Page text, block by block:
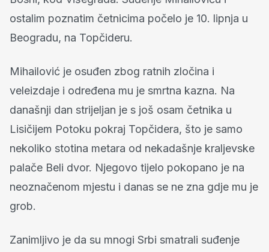
ostalim poznatim četnicima počelo je 10. lipnja u
Beogradu, na Topčideru.
Mihailović je osuđen zbog ratnih zločina i
veleizdaje i određena mu je smrtna kazna. Na
današnji dan strijeljan je s još osam četnika u
Lisičijem Potoku pokraj Topčidera, što je samo
nekoliko stotina metara od nekadašnje kraljevske
palače Beli dvor. Njegovo tijelo pokopano je na
neoznačenom mjestu i danas se ne zna gdje mu je
grob.
Zanimljivo je da su mnogi Srbi smatrali suđenje